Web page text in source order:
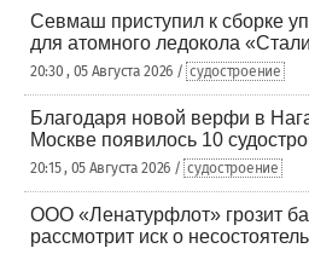
Севмаш приступил к сборке
для атомного ледокола
20:30 , 05 Августа 2026 / судостроение
Благодаря новой верфи в
Москве появилось 10
20:15 , 05 Августа 2026 / судостроение
ООО «Ленатурфлот» грозит
рассмотрит иск о